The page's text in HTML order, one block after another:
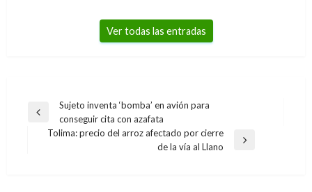
Ver todas las entradas
Navegación
Entrada
anterior
Sujeto inventa ‘bomba’ en avión para
conseguir cita con azafata
Tolima: precio del arroz afectado por cierre
de la vía al Llano